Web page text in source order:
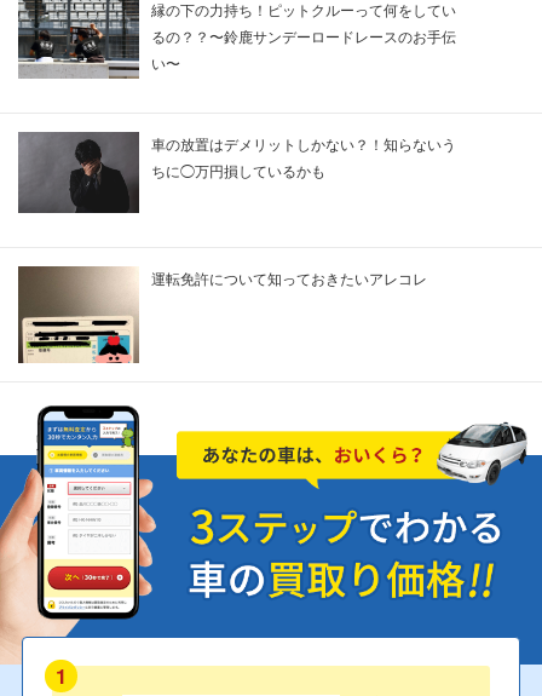
縁の下の力持ち！ピットクルーって何をしてい
るの？？〜鈴鹿サンデーロードレースのお手伝
い〜
車の放置はデメリットしかない？！知らないう
ちに◯万円損しているかも
運転免許について知っておきたいアレコレ
1